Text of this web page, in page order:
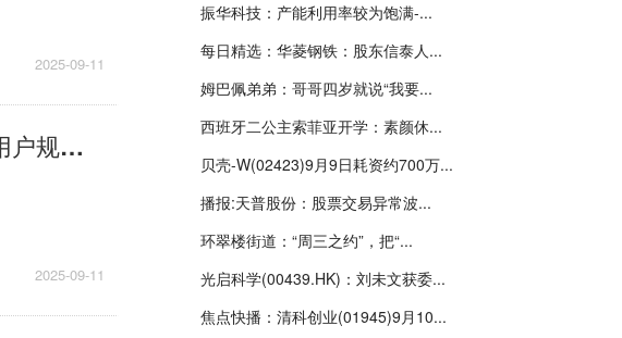
2025-09-11
每日速讯：高德扫街榜上线一天用户超4000万 用户规模超越大众点评
2025-09-11
振华科技：产能利用率较为饱满-...
每日精选：华菱钢铁：股东信泰人...
姆巴佩弟弟：哥哥四岁就说“我要...
西班牙二公主索菲亚开学：素颜休...
贝壳-W(02423)9月9日耗资约700万...
播报:天普股份：股票交易异常波...
环翠楼街道：“周三之约”，把“...
光启科学(00439.HK)：刘未文获委...
焦点快播：清科创业(01945)9月10...